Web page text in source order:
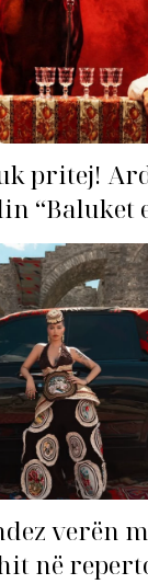
pritej!
“Baluket
verën
në